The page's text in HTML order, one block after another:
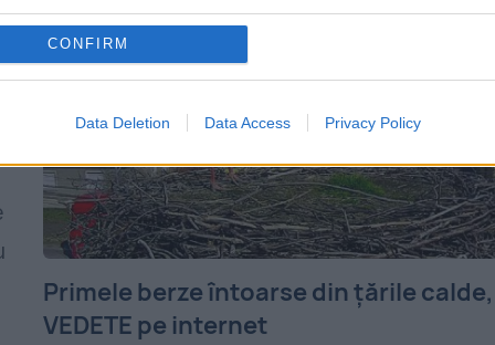
CONFIRM
Data Deletion Data Access Privacy Policy
Primele berze întoarse din țările calde,
VEDETE pe internet